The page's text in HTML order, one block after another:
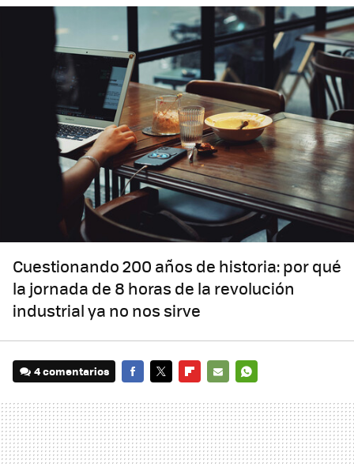
Cuestionando 200 años de historia: por qué
la jornada de 8 horas de la revolución
industrial ya no nos sirve
4 comentarios
MAIL